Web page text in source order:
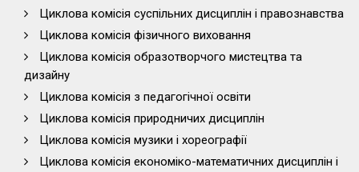
Циклова комісія суспільних дисциплін і правознавства
Циклова комісія фізичного виховання
Циклова комісія образотворчого мистецтва та
дизайну
Циклова комісія з педагогічної освіти
Циклова комісія природничих дисциплін
Циклова комісія музики і хореографії
Циклова комісія економіко-математичних дисциплін і